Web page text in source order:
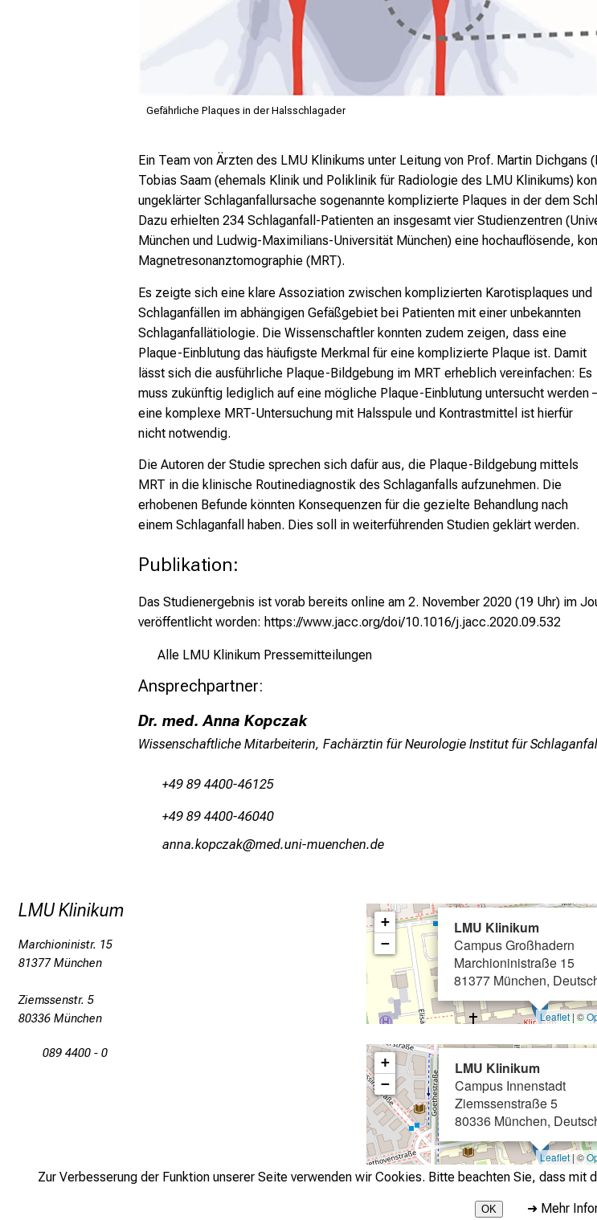
Zur Verbesserung der Funktion unserer Seite verwenden wir Cookies. Bitte beachten Sie, dass
OK ➜ Mehr
Gefährliche Plaques in der Halsschlagader
Ein Team von Ärzten des LMU Klinikums unter Leitung von Prof. Martin
Tobias Saam (ehemals Klinik und Poliklinik für Radiologie des LMU Klinikums)
ungeklärter Schlaganfallursache sogenannte komplizierte Plaques in der dem
Dazu erhielten 234 Schlaganfall-Patienten an insgesamt vier Studienzentren
München und Ludwig-Maximilians-Universität München) eine hochauflösende,
Magnetresonanztomographie (MRT).
Es zeigte sich eine klare Assoziation zwischen komplizierten Karotisplaques und
Schlaganfällen im abhängigen Gefäßgebiet bei Patienten mit einer unbekannten
Schlaganfallätiologie. Die Wissenschaftler konnten zudem zeigen, dass eine
Plaque-Einblutung das häufigste Merkmal für eine komplizierte Plaque ist. Damit
lässt sich die ausführliche Plaque-Bildgebung im MRT erheblich vereinfachen: Es
muss zukünftig lediglich auf eine mögliche Plaque-Einblutung untersucht werden
eine komplexe MRT-Untersuchung mit Halsspule und Kontrastmittel ist hierfür
nicht notwendig.
Die Autoren der Studie sprechen sich dafür aus, die Plaque-Bildgebung mittels
MRT in die klinische Routinediagnostik des Schlaganfalls aufzunehmen. Die
erhobenen Befunde könnten Konsequenzen für die gezielte Behandlung nach
einem Schlaganfall haben. Dies soll in weiterführenden Studien geklärt werden.
Publikation:
Das Studienergebnis ist vorab bereits online am 2. November 2020 (19 Uhr) im
veröffentlicht worden: https://www.jacc.org/doi/10.1016/j.jacc.2020.09.532
Alle LMU Klinikum Pressemitteilungen
Ansprechpartner:
Dr. med. Anna Kopczak
Wissenschaftliche Mitarbeiterin, Fachärztin für Neurologie Institut für
+49 89 4400-46125
+49 89 4400-46040
guugsoüöyßgo
vim fdul_vfiuyziu/mi
LMU Klinikum
Marchioninistr. 15
81377 München
Ziemssenstr. 5
80336 München
089 4400 - 0
LMU Klinikum
Campus Großhadern
Marchioninistraße 15
81377 München,
+
−
Leaflet | ©
LMU Klinikum
Campus Innenstadt
Ziemssenstraße 5
80336 München,
+
−
Leaflet | ©